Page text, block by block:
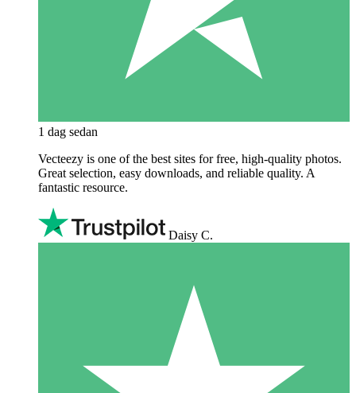
1 dag sedan
Vecteezy is one of the best sites for free, high‑quality photos.
Great selection, easy downloads, and reliable quality. A
fantastic resource.
Daisy C.